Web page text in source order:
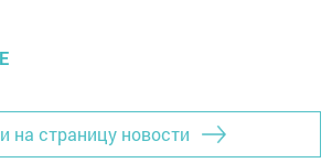
на страницу новости